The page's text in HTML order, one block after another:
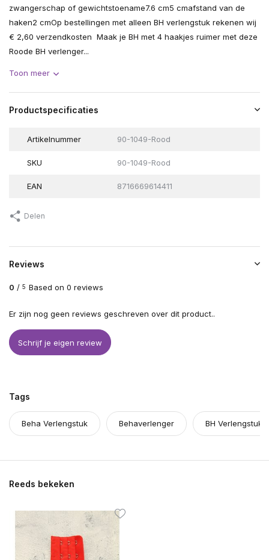
zwangerschap of gewichtstoename7.6 cm5 cmafstand van de
haken2 cmOp bestellingen met alleen BH verlengstuk rekenen wij
€ 2,60 verzendkosten Maak je BH met 4 haakjes ruimer met deze
Roode BH verlenger...
Toon meer
Productspecificaties
Artikelnummer 90-1049-Rood
SKU 90-1049-Rood
EAN 8716669614411
Delen
Reviews
0 / 5 Based on 0 reviews
Er zijn nog geen reviews geschreven over dit product..
Schrijf je eigen review
Tags
Beha Verlengstuk Behaverlenger BH Verlengstuk
Reeds bekeken